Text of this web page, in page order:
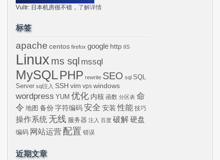
Vultr: 日本机房很不错， 了解详情
标签
apache centos firefox google http IIS
Linux ms sql mssql
MySQLPHP rewrite SEO sql SQL
Server sql注入 SSH vim vps windows
wordpress YUM 优化 内核 函数 分区表 命
令 地图 备份 字符编码 安全 安装 性能 技巧
操作系统 无线 服务器 注入 百度 破解硬盘
编码 网站运营 配置 错误
近期文章